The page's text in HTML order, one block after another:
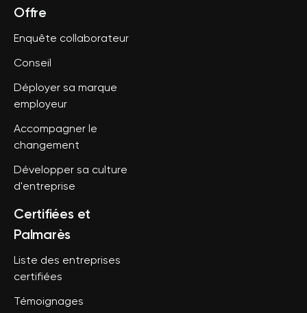
Offre
Enquête collaborateur
Conseil
Déployer sa marque
employeur
Accompagner le
changement
Développer sa culture
d'entreprise
Certifiées et
Palmarès
Liste des entreprises
certifiées
Témoignages